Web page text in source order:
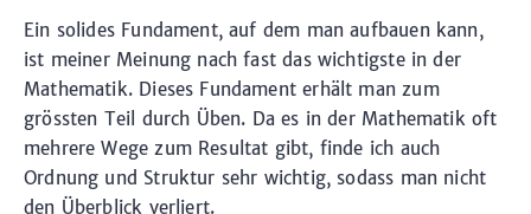
Ein solides Fundament, auf dem man aufbauen kann,
ist meiner Meinung nach fast das wichtigste in der
Mathematik. Dieses Fundament erhält man zum
grössten Teil durch Üben. Da es in der Mathematik oft
mehrere Wege zum Resultat gibt, finde ich auch
Ordnung und Struktur sehr wichtig, sodass man nicht
den Überblick verliert.